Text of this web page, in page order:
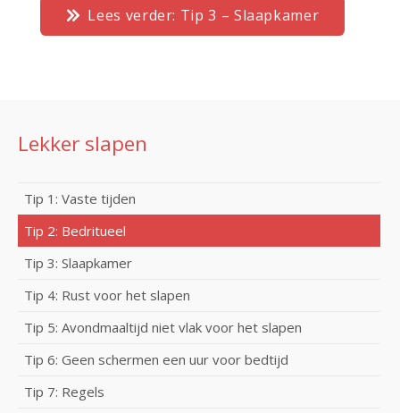
Lees verder: Tip 3 – Slaapkamer
Lekker slapen
Tip 1: Vaste tijden
Tip 2: Bedritueel
Tip 3: Slaapkamer
Tip 4: Rust voor het slapen
Tip 5: Avondmaaltijd niet vlak voor het slapen
Tip 6: Geen schermen een uur voor bedtijd
Tip 7: Regels